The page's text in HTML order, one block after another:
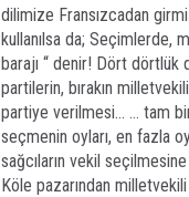
dilimize Fransızcadan
kullanılsa da; Seçimlerde,
barajı “ denir! Dört dörtlük
partilerin, bırakın
partiye verilmesi… … tam bir
seçmenin oyları, en fazla
sağcıların vekil
Köle pazarından